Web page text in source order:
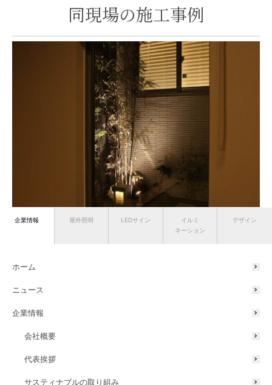
企業情報 屋外照明 LEDサイン
イルミ
ネーション
デザイン
ホーム
ニュース
企業情報
会社概要
代表挨拶
サスティナブルの取り組み
同現場の施工事例
ウォールスポットライト